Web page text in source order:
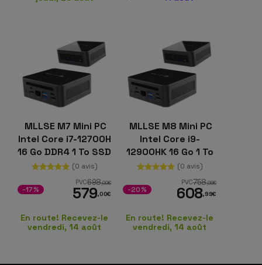
MLLSE M7 Mini PC
Intel Core i7-12700H
16 Go DDR4 1 To SSD
Windows 11 Pro
(0 avis)
PVC698,99€
579,00€
-17%
En route! Recevez-le
vendredi, 14 août
MLLSE M8 Mini PC
Intel Core i9-
12900HK 16 Go 1 To
Windows 11
(0 avis)
PVC758,98€
608,99€
-20%
En route! Recevez-le
vendredi, 14 août